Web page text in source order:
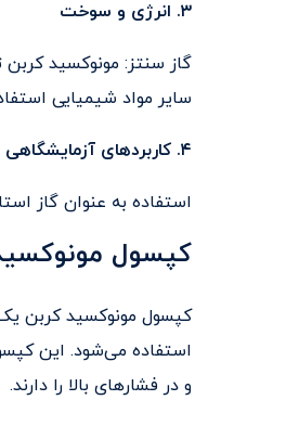
۳. انرژی و سوخت
گاز سنتز: مونوکسید
سایر مواد شیمیایی
۴. کاربردهای آزمایشگاهی
استفاده به عنوان گاز
کپسول
کپسول مونوکسید کربن
و در فشارهای بالا را دارند.